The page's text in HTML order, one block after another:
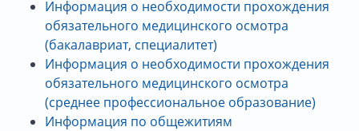
Информация о необходимости прохождения
обязательного медицинского осмотра
(бакалавриат, специалитет)
Информация о необходимости прохождения
обязательного медицинского осмотра
(среднее профессиональное образование)
Информация по общежитиям